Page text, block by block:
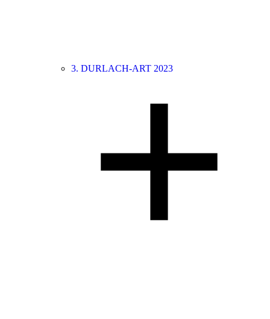
3. DURLACH-ART 2023